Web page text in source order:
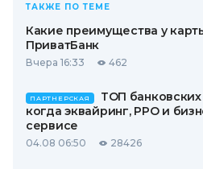
ТАКЖЕ ПО ТЕМЕ
Какие преимущества у
ПриватБанк
Вчера 16:33 462
ПАРТНЕРСКАЯ
ТОП
когда эквайринг, РРО и
сервисе
04.08 06:50 28426